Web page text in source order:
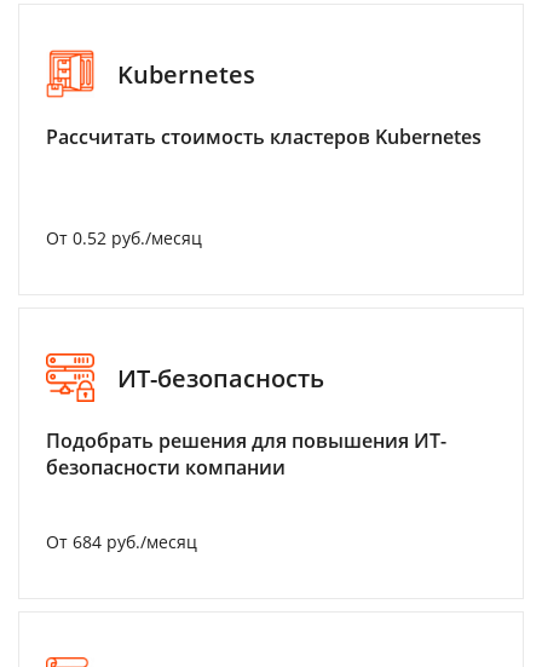
Kubernetes
Рассчитать стоимость кластеров Kubernetes
От 0.52 руб./месяц
ИТ-безопасность
Подобрать решения для повышения ИТ-
безопасности компании
От 684 руб./месяц